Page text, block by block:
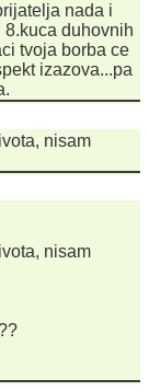
nada i
duhovnih
tvoja borba ce
izazova...pa
nisam
nisam